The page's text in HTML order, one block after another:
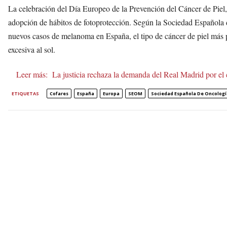
La celebración del Día Europeo de la Prevención del Cáncer de
adopción de hábitos de fotoprotección. Según la Sociedad
nuevos casos de melanoma en España, el tipo de cáncer de piel
excesiva al sol.
Leer más: La justicia rechaza la demanda del Real Madrid por
ETIQUETAS Cofares España Europa SEOM Sociedad Española De